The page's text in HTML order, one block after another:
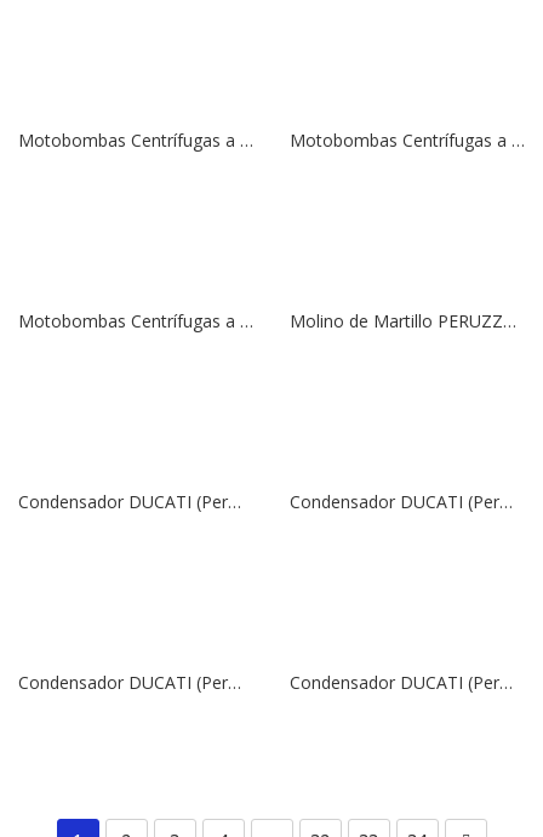
Motobombas Centrífugas a Gasolina DAISHIN-HONDA, Modelo SCR-80HX | 5,5 HP | 3″ Motobombas Centrífugas a Gasolina DAISHIN-HONDA, Modelo SCR-50HX | 5,5 HP | 2″
Motobombas Centrífugas a Gasolina DAISHIN-HONDA, Modelo SCR-254HX | 1,1 HP | 1″ Molino de Martillo PERUZZO, Modelo MILLY | 220V | 1,6 HP | 50 Lts.
Condensador DUCATI (Permanente) | 400V | 75 uF Condensador DUCATI (Permanente) | 400V | 70 uF
Condensador DUCATI (Permanente) | 400V | 60 uF Condensador DUCATI (Permanente) | 400V | 55 uF